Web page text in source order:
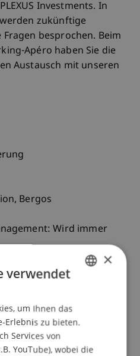
Investments. In
zukünftige
besprochen. Beim
Apéro haben Sie die
Austausch mit unseren
Bergos
Wird immer
KI im Portfolio
mithilfe
×
verwendet
um Ihnen das
Erlebnis zu bieten.
Services von
YouTube), wobei die